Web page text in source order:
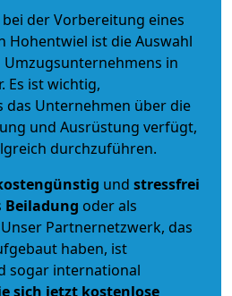
der Vorbereitung eines
Hohentwiel ist die Auswahl
Umzugsunternehmens in
Es ist wichtig,
das Unternehmen über die
und Ausrüstung verfügt,
durchzuführen.
und stressfrei
Beiladung oder als
Partnernetzwerk, das
haben, ist
sogar international
sich jetzt kostenlose